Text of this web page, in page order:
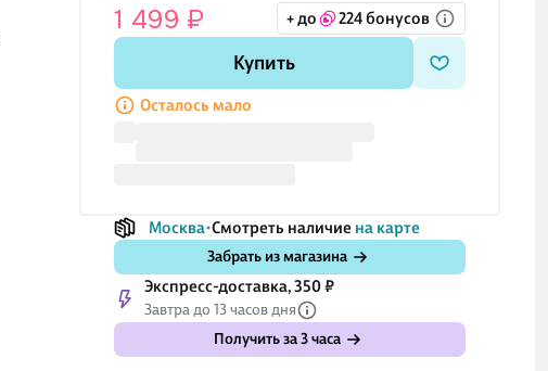
1 499 ₽ + до 224 бонусов
Купить
Осталось мало
Москва Смотреть наличие на карте
Забрать из магазина
Экспресс-доставка, 350 ₽
Завтра до 13 часов дня
Получить за 3 часа